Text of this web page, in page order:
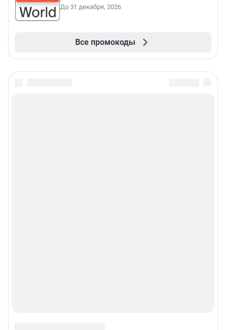
До 31 декабря, 2026
Все промокоды